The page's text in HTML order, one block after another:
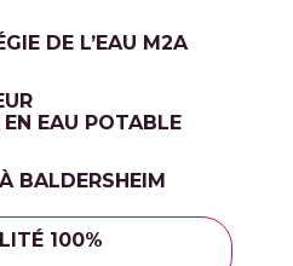
DE L’EAU M2A
EAU POTABLE
BALDERSHEIM
100%